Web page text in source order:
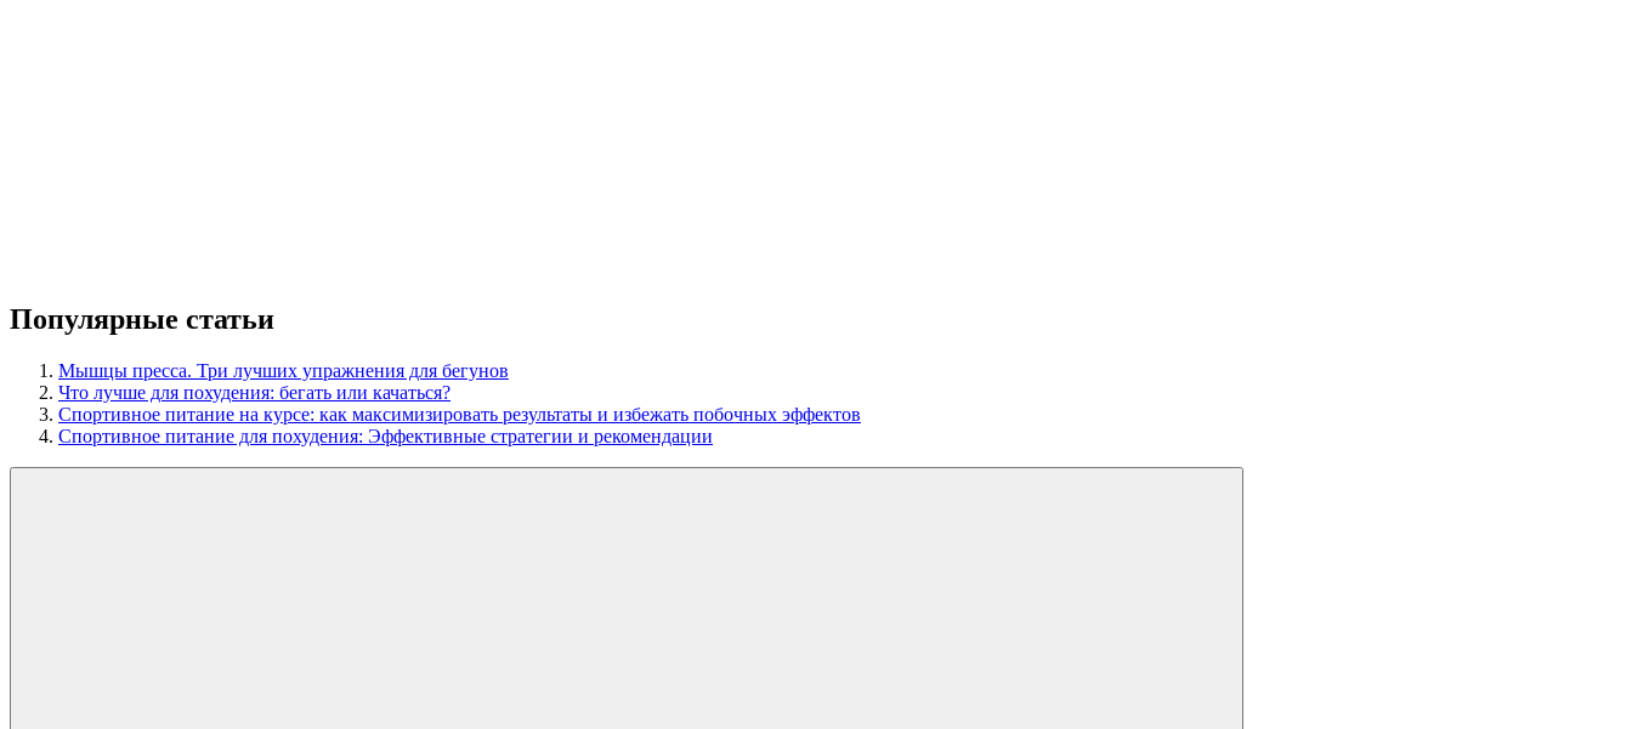
Популярные статьи
Мышцы пресса. Три лучших упражнения для бегунов
Что лучше для похудения: бегать или качаться?
Спортивное питание на курсе: как максимизировать результаты и избежать побочных эффектов
Спортивное питание для похудения: Эффективные стратегии и рекомендации